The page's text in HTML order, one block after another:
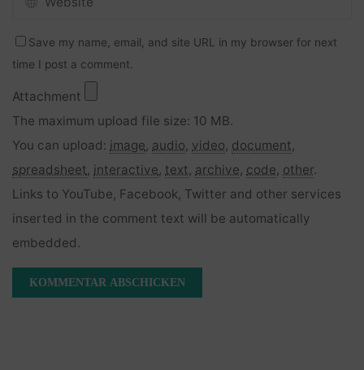
Save my name, email, and site URL in my browser for next
time I post a comment.
Attachment
The maximum upload file size: 10 MB.
You can upload: image, audio, video, document,
spreadsheet, interactive, text, archive, code, other.
Links to YouTube, Facebook, Twitter and other services
inserted in the comment text will be automatically
embedded.